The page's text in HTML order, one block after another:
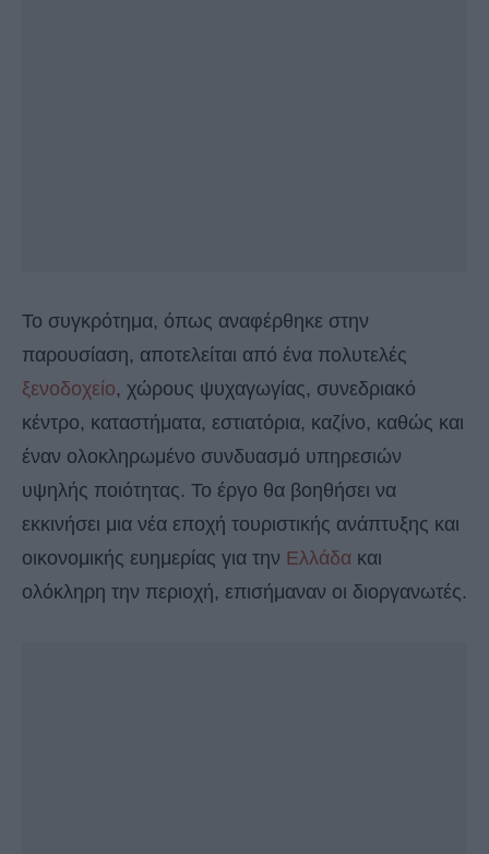
Το συγκρότημα, όπως αναφέρθηκε στην
παρουσίαση, αποτελείται από ένα πολυτελές
ξενοδοχείο, χώρους ψυχαγωγίας, συνεδριακό
κέντρο, καταστήματα, εστιατόρια, καζίνο, καθώς και
έναν ολοκληρωμένο συνδυασμό υπηρεσιών
υψηλής ποιότητας. Το έργο θα βοηθήσει να
εκκινήσει μια νέα εποχή τουριστικής ανάπτυξης και
οικονομικής ευημερίας για την Ελλάδα και
ολόκληρη την περιοχή, επισήμαναν οι διοργανωτές.